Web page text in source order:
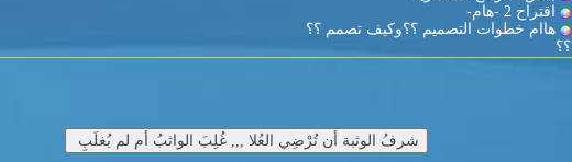
اقتراح 2 -هام-
هاام خطوات التصميم ؟؟وكيف تصمم ؟؟
؟؟